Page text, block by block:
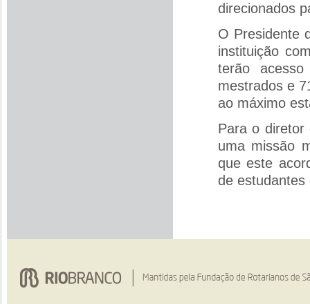
direcionados
O Presidente
instituição
terão
mestrados e
ao máximo
Para o diretor
uma missão
que este
de